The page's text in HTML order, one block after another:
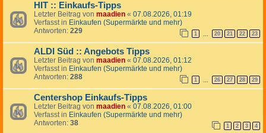
HIT :: Einkaufs-Tipps
Letzter Beitrag von maadien « 07.08.2026, 01:19
Verfasst in Einkaufen (Supermärkte und mehr)
Antworten: 229 1 … 20 21 22 23
ALDI Süd :: Angebots Tipps
Letzter Beitrag von maadien « 07.08.2026, 01:12
Verfasst in Einkaufen (Supermärkte und mehr)
Antworten: 288 1 … 26 27 28 29
Centershop Einkaufs-Tipps
Letzter Beitrag von maadien « 07.08.2026, 01:00
Verfasst in Einkaufen (Supermärkte und mehr)
Antworten: 38 1 2 3 4